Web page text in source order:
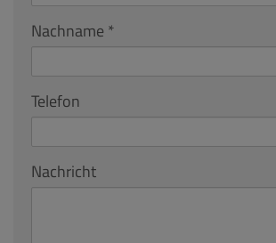
Nachname
Telefon
Nachricht